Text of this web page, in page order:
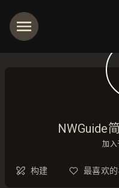
NWGuide
加入
构建 最喜欢